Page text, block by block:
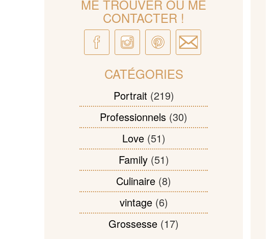
ME TROUVER OU ME
CONTACTER !
CATÉGORIES
Portrait (219)
Professionnels (30)
Love(51)
Family(51)
Culinaire (8)
vintage(6)
Grossesse (17)